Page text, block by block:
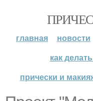
главная новости
как
прически и